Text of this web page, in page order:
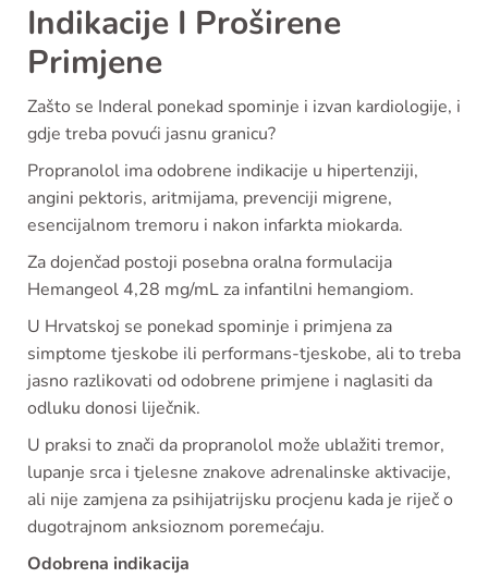
Indikacije I Proširene
Primjene
Zašto se Inderal ponekad spominje i izvan kardiologije, i
gdje treba povući jasnu granicu?
Propranolol ima odobrene indikacije u hipertenziji,
angini pektoris, aritmijama, prevenciji migrene,
esencijalnom tremoru i nakon infarkta miokarda.
Za dojenčad postoji posebna oralna formulacija
Hemangeol 4,28 mg/mL za infantilni hemangiom.
U Hrvatskoj se ponekad spominje i primjena za
simptome tjeskobe ili performans-tjeskobe, ali to treba
jasno razlikovati od odobrene primjene i naglasiti da
odluku donosi liječnik.
U praksi to znači da propranolol može ublažiti tremor,
lupanje srca i tjelesne znakove adrenalinske aktivacije,
ali nije zamjena za psihijatrijsku procjenu kada je riječ o
dugotrajnom anksioznom poremećaju.
Odobrena indikacija